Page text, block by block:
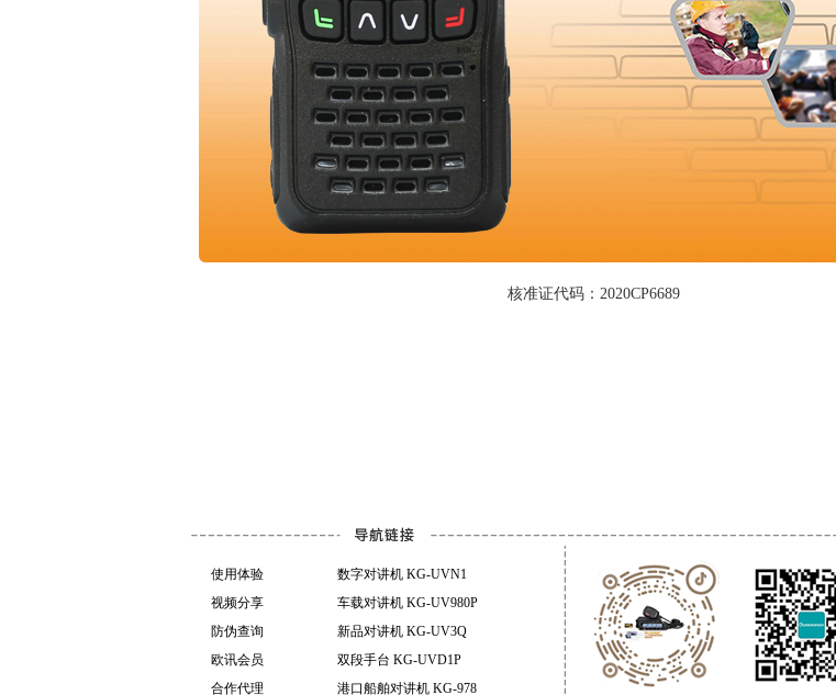
核准证代码：2020CP6689
使用体验
视频分享
防伪查询
欧讯会员
合作代理
数字对讲机 KG-UVN1
车载对讲机 KG-UV980P
新品对讲机 KG-UV3Q
双段手台 KG-UVD1P
港口船舶对讲机 KG-978